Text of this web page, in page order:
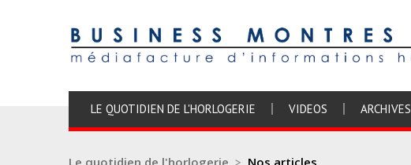
LE QUOTIDIEN DE L'HORLOGERIE VIDEOS ARCHIVES
Le quotidien de l'horlogerie > Nos articles